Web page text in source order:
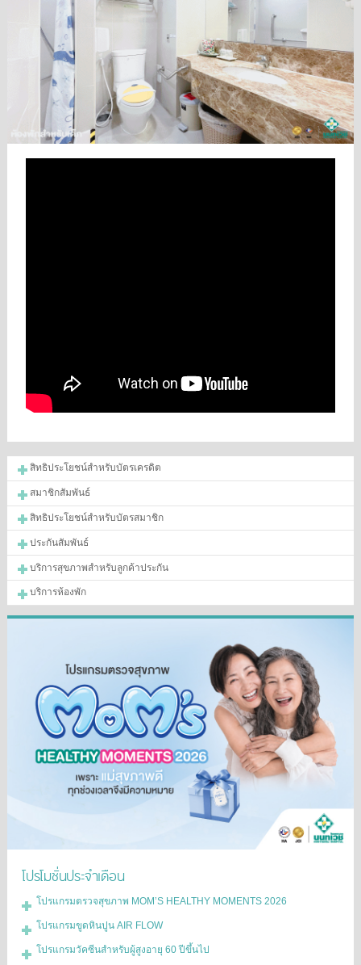
สิทธิประโยชน์สำหรับบัตรเครดิต
สมาชิกสัมพันธ์
สิทธิประโยชน์สำหรับบัตรสมาชิก
ประกันสัมพันธ์
บริการสุขภาพสำหรับลูกค้าประกัน
บริการห้องพัก
โปรโมชั่นประจำเดือน
โปรแกรมตรวจสุขภาพ MOM’S HEALTHY MOMENTS 2026
โปรแกรมขูดหินปูน AIR FLOW
โปรแกรมวัคซีนสำหรับผู้สูงอายุ 60 ปีขึ้นไป